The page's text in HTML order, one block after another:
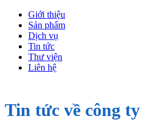
Giới thiệu
Sản phẩm
Dịch vụ
Tin tức
Thư viện
Liên hệ
Tin tức về công ty